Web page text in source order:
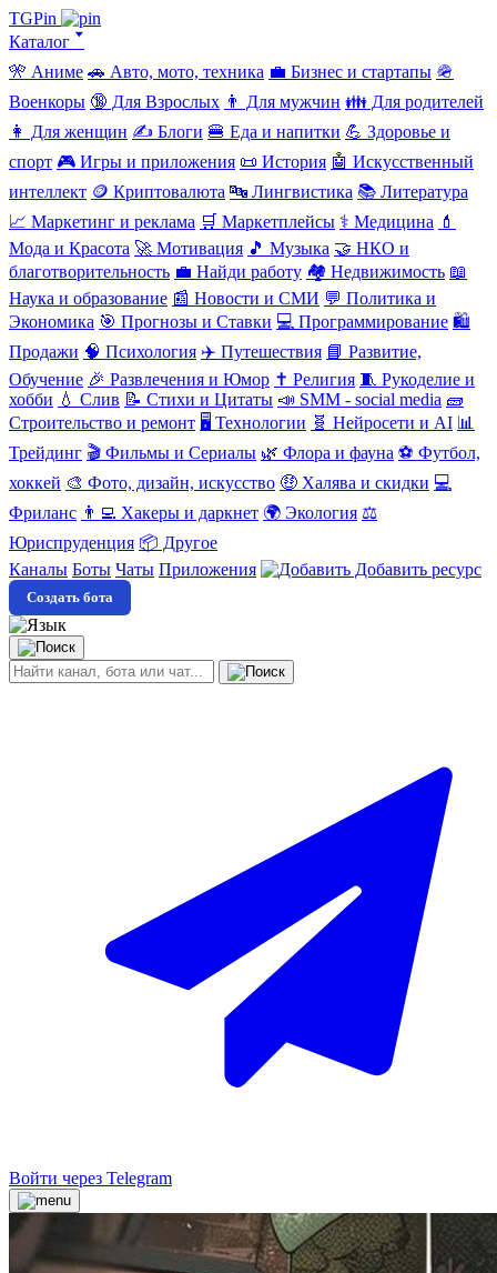
TGPin
Каталог 🢓
🎌 Аниме 🚗 Авто, мото, техника 💼 Бизнес и стартапы 🪖
Военкоры 🔞 Для Взрослых 👨 Для мужчин 👪 Для родителей
👩 Для женщин ✍️ Блоги 🍔 Еда и напитки 💪 Здоровье и
спорт 🎮 Игры и приложения 📜 История 🤖 Искусственный
интеллект 🪙 Криптовалюта 🔤 Лингвистика 📚 Литература
📈 Маркетинг и реклама 🛒 Маркетплейсы ⚕️ Медицина 💄
Мода и Красота 🚀 Мотивация 🎵 Музыка 🤝 НКО и
благотворительность 💼 Найди работу 🏘️ Недвижимость 📖
Наука и образование 📰 Новости и СМИ 💬 Политика и
Экономика 🎯 Прогнозы и Ставки 💻 Программирование 🛍️
Продажи 🧠 Психология ✈️ Путешествия 📘 Развитие,
Обучение 🎉 Развлечения и Юмор ✝️ Религия 🧵 Рукоделие и
хобби 💧 Слив 📝 Стихи и Цитаты 📣 SMM - social media 🧱
Строительство и ремонт 🖥️ Технологии 🧬 Нейросети и AI 📊
Трейдинг 🎬 Фильмы и Сериалы 🌿 Флора и фауна ⚽ Футбол,
хоккей 🎨 Фото, дизайн, искусство 🤑 Халява и скидки 💻
Фриланс 👨‍💻 Хакеры и даркнет 🌍 Экология ⚖️
Юриспруденция 📦 Другое
Каналы Боты Чаты Приложения Добавить ресурс
Создать бота
Войти через Telegram